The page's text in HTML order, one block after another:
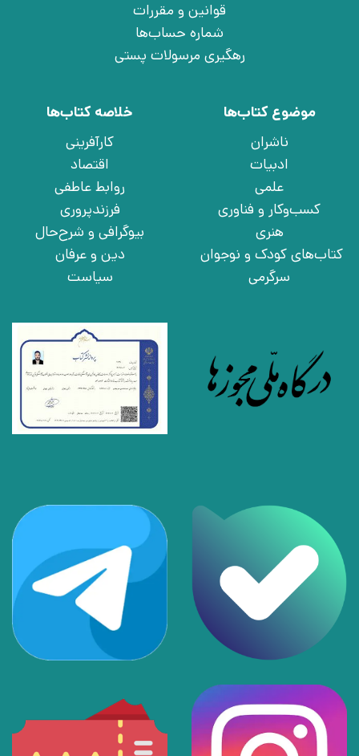
قوانین و مقررات
شماره حساب‌ها
رهگیری مرسولات پستی
موضوع کتاب‌ها
ناشران
ادبیات
علمی
کسب‌وکار و فناوری
هنری
کتاب‌های کودک و نوجوان
سرگرمی
خلاصه کتاب‌ها
کارآفرینی
اقتصاد
روابط عاطفی
فرزندپروری
بیوگرافی و شرح‌حال
دین و عرفان
سیاست